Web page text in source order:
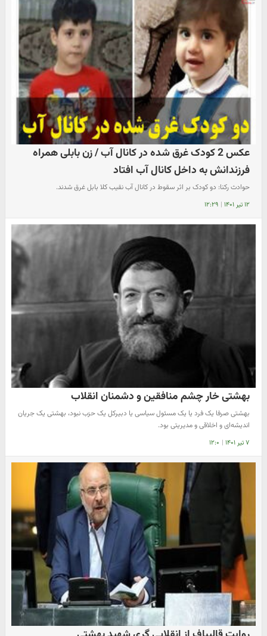
عکس 2 کودک غرق شده در کانال آب / زن بابلی همراه
فرزندانش به داخل کانال آب افتاد
حوادث رکنا: دو کودک بر اثر سقوط در کانال آب نقیب کلا بابل غرق شدند.
۱۲ تیر ۱۴۰۱ | ۱۲:۲۹
بهشتی خار چشم منافقین و دشمنان انقلاب
بهشتی صرفا یک فرد یا یک مسئول سیاسی یا دبیرکل یک حزب نبود، بهشتی یک جریان
اندیشه‌ای و اخلاقی و مدیریتی بود.
۷ تیر ۱۴۰۱ | ۱۲:۰